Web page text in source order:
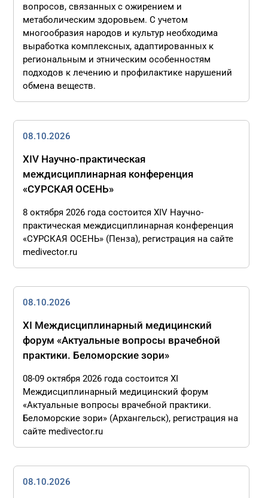
вопросов, связанных с ожирением и
метаболическим здоровьем. С учетом
многообразия народов и культур необходима
выработка комплексных, адаптированных к
региональным и этническим особенностям
подходов к лечению и профилактике нарушений
обмена веществ.
08.10.2026
XIV Научно-практическая
междисциплинарная конференция
«СУРСКАЯ ОСЕНЬ»
8 октября 2026 года состоится XIV Научно-
практическая междисциплинарная конференция
«СУРСКАЯ ОСЕНЬ» (Пенза), регистрация на сайте
medivector.ru
08.10.2026
XI Междисциплинарный медицинский
форум «Актуальные вопросы врачебной
практики. Беломорские зори»
08-09 октября 2026 года состоится XI
Междисциплинарный медицинский форум
«Актуальные вопросы врачебной практики.
Беломорские зори» (Архангельск), регистрация на
сайте medivector.ru
08.10.2026